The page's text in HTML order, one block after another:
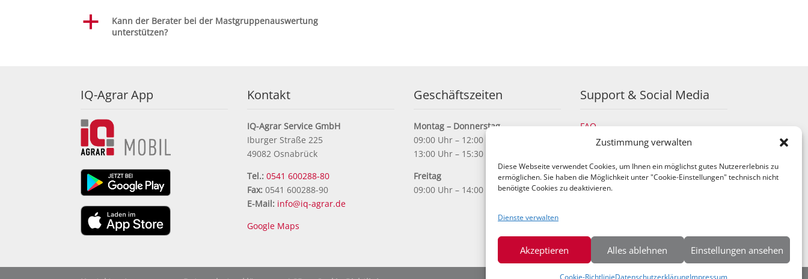
Zustimmung verwalten
Diese Webseite verwendet Cookies, um Ihnen ein möglichst gutes Nutzererlebnis zu
ermöglichen. Sie haben die Möglichkeit unter "Cookie-Einstellungen" technisch nicht
benötigte Cookies zu deaktivieren.
Dienste verwalten
Akzeptieren Alles ablehnen Einstellungen ansehen
Cookie-RichtlinieDatenschutzerklärungImpressum
a
Kann der Berater bei der Mastgruppenauswertung
unterstützen?
IQ-Agrar App Kontakt
IQ-Agrar Service GmbH
Iburger Straße 225
49082 Osnabrück
Tel.: 0541 600288-80
Fax: 0541 600288-90
E-Mail: info@iq-agrar.de
Google Maps
Geschäftszeiten
Montag – Donnerstag
09:00 Uhr – 12:00 Uhr
13:00 Uhr – 15:30 Uhr
Freitag
09:00 Uhr – 14:00 Uhr
Support & Social Media
FAQ
Schulungen
YouTube
Instagram